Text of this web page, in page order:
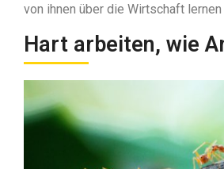
von ihnen über die Wirtschaft lernen
Hart arbeiten, wie